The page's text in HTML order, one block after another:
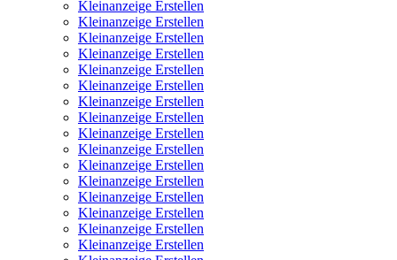
Kleinanzeige Erstellen
Kleinanzeige Erstellen
Kleinanzeige Erstellen
Kleinanzeige Erstellen
Kleinanzeige Erstellen
Kleinanzeige Erstellen
Kleinanzeige Erstellen
Kleinanzeige Erstellen
Kleinanzeige Erstellen
Kleinanzeige Erstellen
Kleinanzeige Erstellen
Kleinanzeige Erstellen
Kleinanzeige Erstellen
Kleinanzeige Erstellen
Kleinanzeige Erstellen
Kleinanzeige Erstellen